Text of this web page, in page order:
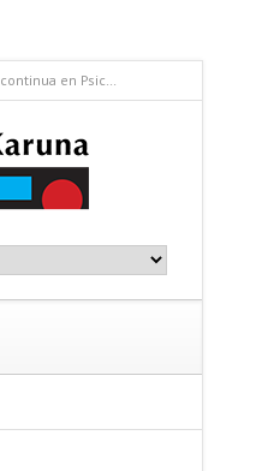
Formación Karuna - Educación continua en Psicología Contemplativa - Atención plena y compasión en el trabajo con uno mismo y con los otros